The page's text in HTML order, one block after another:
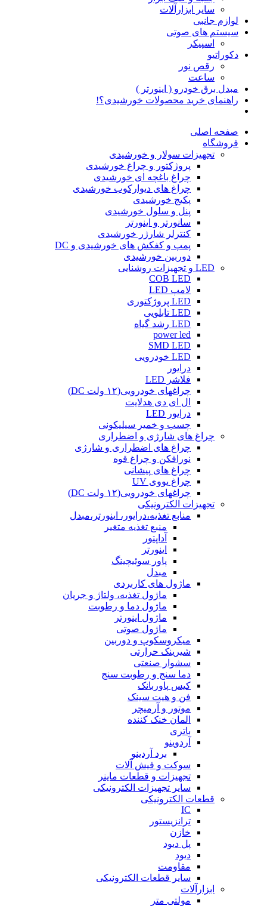
سایر ابزارآلات
لوازم جانبی
سیستم های صوتی
اسپیکر
دکوراتیو
رقص نور
ساعت
مبدل برق خودرو ( اینورتر )
راهنمای خرید محصولات خورشیدی؟!
صفحه اصلی
فروشگاه
تجهیزات سولار و خورشیدی
پروژکتور و چراغ خورشیدی
چراغ باغچه ای خورشیدی
چراغ های دیوارکوب خورشیدی
پکیج خورشیدی
پنل و سلول خورشیدی
سانورتر و اینورتر
کنترلر شارژر خورشیدی
پمپ و کفکش های خورشیدی و DC
دوربین خورشیدی
LED و تجهیزات روشنایی
COB LED
لامپ LED
LED پروژکتوری
LED تابلویی
LED رشد گیاه
power led
SMD LED
LED خودرویی
درایور
فلاشر LED
چراغهای خودرویی(۱۲ ولت DC)
ال ای دی هدلایت
درایور LED
چسب و خمیر سیلیکونی
چراغ های شارژی و اضطراری
چراغ های اضطراری و شارژی
نورافکن و چراغ قوه
چراغ های پیشانی
چراغ یووی UV
چراغهای خودرویی(۱۲ ولت DC)
تجهیزات الکترونیکی
منابع تغذیه،درایور، اینورتر،مبدل
منبع تغذیه متغیر
آداپتور
اینورتر
پاور سوئیچینگ
مبدل
ماژول های کاربردی
ماژول تغذیه، ولتاژ و جریان
ماژول دما و رطوبت
ماژول اینورتر
ماژول صوتی
میکروسکوپ و دوربین
شیرینک حرارتی
سشوار صنعتی
دما سنج و رطوبت سنج
کیس پاوربانک
فن و هیت سینک
موتور و آرمیچر
المان خنک کننده
باتری
آردوینو
برد آردینو
سوکت و فیش آلات
تجهیزات و قطعات ماینر
سایر تجهیزات الکترونیکی
قطعات الکترونیکی
IC
ترانزیستور
خازن
پل دیود
دیود
مقاومت
سایر قطعات الکترونیکی
ابزارآلات
مولتی متر